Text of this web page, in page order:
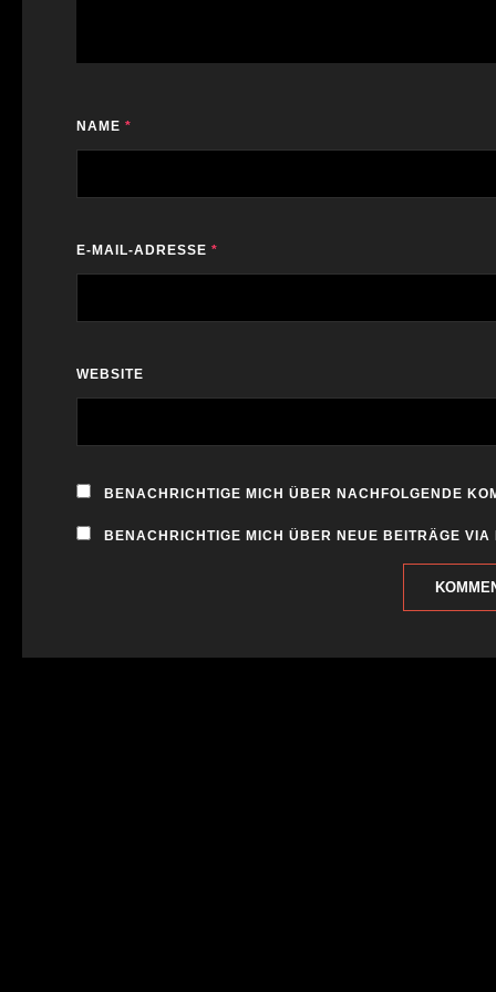
NAME *
E-MAIL-ADRESSE *
WEBSITE
BENACHRICHTIGE MICH ÜBER NACHFOLGENDE
BENACHRICHTIGE MICH ÜBER NEUE BEITRÄGE VIA